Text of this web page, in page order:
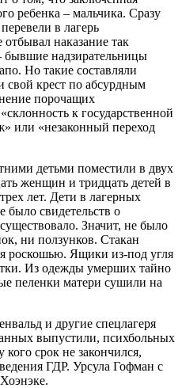
ребенка – мальчика. Сразу
в лагерь
отбывал наказание так
бывшие надзирательницы
Но такие составляли
свой крест по абсурдным
порочащих
к государственной
или «незаконный переход
детьми поместили в двух
женщин и тридцать детей в
лет. Дети в лагерных
было свидетельств о
Значит, не было
ни ползунков. Стакан
роскошью. Ящики из-под угля
Из одежды умерших тайно
пеленки матери сушили на
и другие спецлагеря
выпустили, психбольных
срок не закончился,
ГДР. Урсула Гофман с